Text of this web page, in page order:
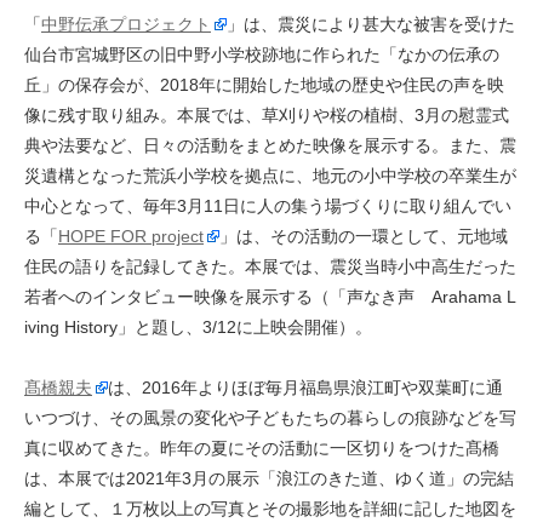
「中野伝承プロジェクト
」は、震災により甚大な被害を受けた
仙台市宮城野区の旧中野小学校跡地に作られた「なかの伝承の
丘」の保存会が、2018年に開始した地域の歴史や住民の声を映
像に残す取り組み。本展では、草刈りや桜の植樹、3月の慰霊式
典や法要など、日々の活動をまとめた映像を展示する。また、震
災遺構となった荒浜小学校を拠点に、地元の小中学校の卒業生が
中心となって、毎年3月11日に人の集う場づくりに取り組んでい
る「HOPE FOR project
」は、その活動の一環として、元地域
住民の語りを記録してきた。本展では、震災当時小中高生だった
若者へのインタビュー映像を展示する（「声なき声 Arahama L
iving History」と題し、3/12に上映会開催）。
髙橋親夫
は、2016年よりほぼ毎月福島県浪江町や双葉町に通
いつづけ、その風景の変化や子どもたちの暮らしの痕跡などを写
真に収めてきた。昨年の夏にその活動に一区切りをつけた髙橋
は、本展では2021年3月の展示「浪江のきた道、ゆく道」の完結
編として、１万枚以上の写真とその撮影地を詳細に記した地図を